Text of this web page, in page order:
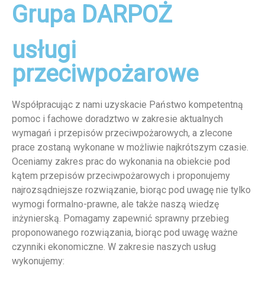
Grupa DARPOŻ
usługi
przeciwpożarowe
Współpracując z nami uzyskacie Państwo kompetentną
pomoc i fachowe doradztwo w zakresie aktualnych
wymagań i przepisów przeciwpożarowych, a zlecone
prace zostaną wykonane w możliwie najkrótszym czasie.
Oceniamy zakres prac do wykonania na obiekcie pod
kątem przepisów przeciwpożarowych i proponujemy
najrozsądniejsze rozwiązanie, biorąc pod uwagę nie tylko
wymogi formalno-prawne, ale także naszą wiedzę
inżynierską. Pomagamy zapewnić sprawny przebieg
proponowanego rozwiązania, biorąc pod uwagę ważne
czynniki ekonomiczne. W zakresie naszych usług
wykonujemy: